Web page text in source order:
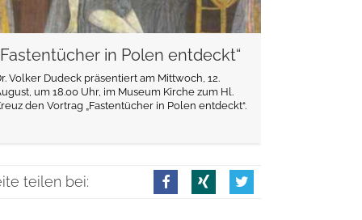
in Polen entdeckt“
Volker Dudeck präsentiert am Mittwoch, 12.
um 18.00 Uhr, im Museum Kirche zum Hl.
den Vortrag „Fastentücher in Polen entdeckt“.
teilen bei: